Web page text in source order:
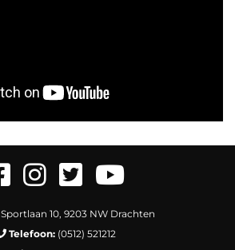
Sportlaan 10, 9203 NW Drachten
Telefoon: (0512) 521212